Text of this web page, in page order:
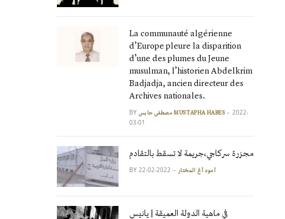
La communauté algérienne
d’Europe pleure la disparition
d’une des plumes du Jeune
musulman, l’historien Abdelkrim
Badjadja, ancien directeur des
Archives nationales.
BY مصطفى حابس MUSTAPHA HABES
2022-
03-01
مجزرة سركاجي،جريمة لا تسقط بالتقادم
BY آمود أغ المختار 2022-02-22
في ماهية الدولة العميقة | يانيس